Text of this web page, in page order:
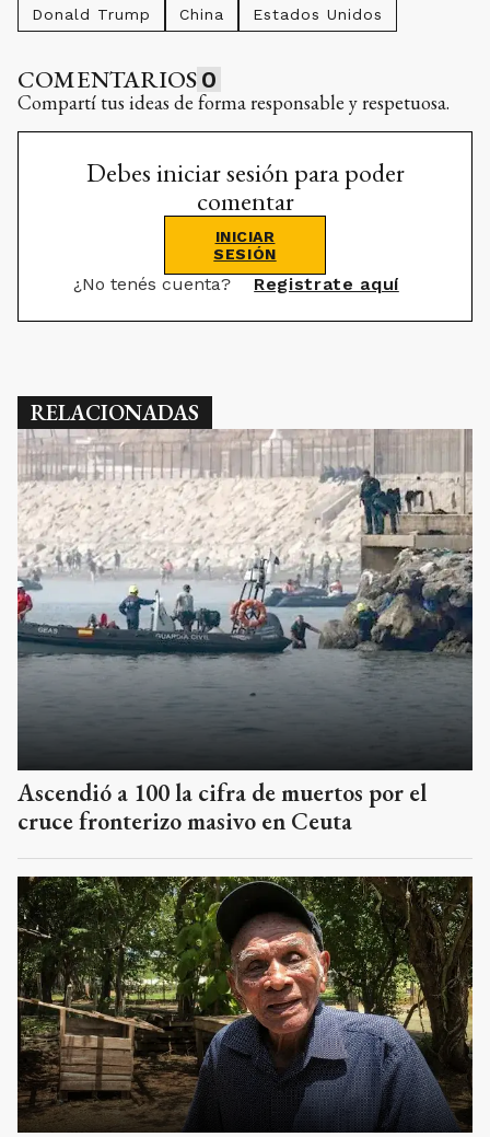
Donald Trump China Estados Unidos
COMENTARIOS 0
Compartí tus ideas de forma responsable y respetuosa.
Debes iniciar sesión para poder
comentar
INICIAR
SESIÓN
¿No tenés cuenta? Registrate aquí
RELACIONADAS
Ascendió a 100 la cifra de muertos por el
cruce fronterizo masivo en Ceuta